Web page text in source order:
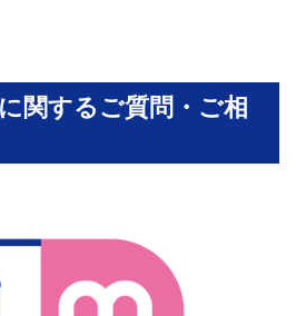
関するご質問・ご相